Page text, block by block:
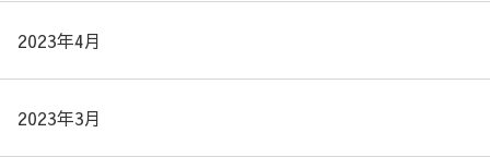
2023年4月
2023年3月